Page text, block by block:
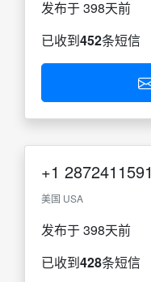
发布于 398天前
已收到452条短信
+1 2872411591
美国 USA
发布于 398天前
已收到428条短信